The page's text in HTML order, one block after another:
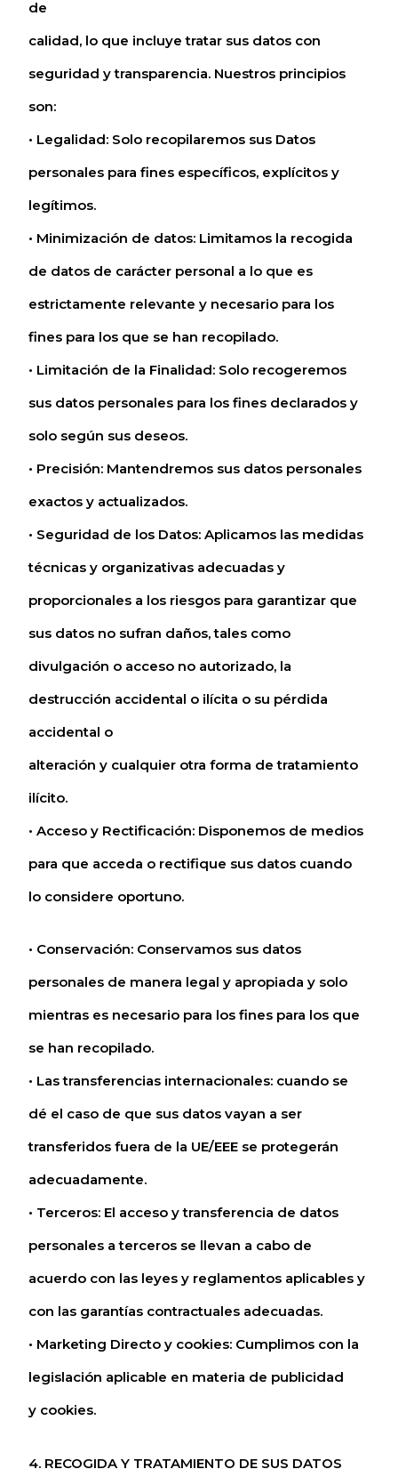
de
calidad, lo que incluye tratar sus datos con
seguridad y transparencia. Nuestros principios
son:
• Legalidad: Solo recopilaremos sus Datos
personales para fines específicos, explícitos y
legítimos.
• Minimización de datos: Limitamos la recogida
de datos de carácter personal a lo que es
estrictamente relevante y necesario para los
fines para los que se han recopilado.
• Limitación de la Finalidad: Solo recogeremos
sus datos personales para los fines declarados y
solo según sus deseos.
• Precisión: Mantendremos sus datos personales
exactos y actualizados.
• Seguridad de los Datos: Aplicamos las medidas
técnicas y organizativas adecuadas y
proporcionales a los riesgos para garantizar que
sus datos no sufran daños, tales como
divulgación o acceso no autorizado, la
destrucción accidental o ilícita o su pérdida
accidental o
alteración y cualquier otra forma de tratamiento
ilícito.
• Acceso y Rectificación: Disponemos de medios
para que acceda o rectifique sus datos cuando
lo considere oportuno.
• Conservación: Conservamos sus datos
personales de manera legal y apropiada y solo
mientras es necesario para los fines para los que
se han recopilado.
• Las transferencias internacionales: cuando se
dé el caso de que sus datos vayan a ser
transferidos fuera de la UE/EEE se protegerán
adecuadamente.
• Terceros: El acceso y transferencia de datos
personales a terceros se llevan a cabo de
acuerdo con las leyes y reglamentos aplicables y
con las garantías contractuales adecuadas.
• Marketing Directo y cookies: Cumplimos con la
legislación aplicable en materia de publicidad
y cookies.
4. RECOGIDA Y TRATAMIENTO DE SUS DATOS